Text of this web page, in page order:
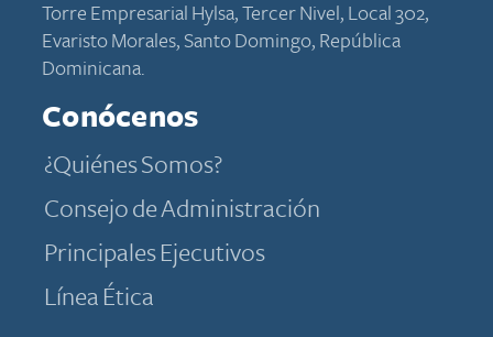
Torre Empresarial Hylsa, Tercer Nivel, Local 302,
Evaristo Morales, Santo Domingo, República
Dominicana.
Conócenos
​​​​​​¿Quiénes​ Somos​?​​​​​
Consejo de Administración
Principales Ejecutivos
​​​​​​​​​​​​​​​​​​​​​​​​​​​​​Línea Ética